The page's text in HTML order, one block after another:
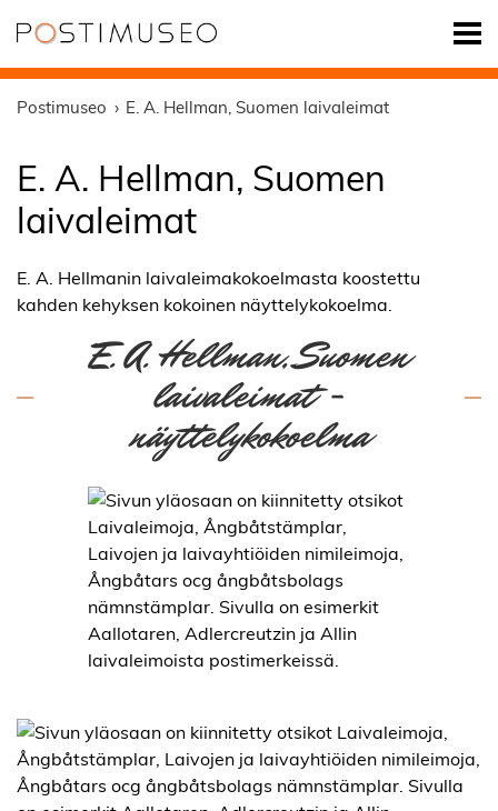
Postimuseo E. A. Hellman, Suomen laivaleimat
E. A. Hellman, Suomen
laivaleimat
E. A. Hellmanin laivaleimakokoelmasta koostettu
kahden kehyksen kokoinen näyttelykokoelma.
E. A. Hellman, Suomen
laivaleimat -
näyttelykokoelma